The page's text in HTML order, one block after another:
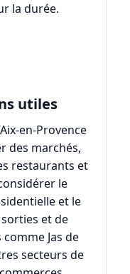
la durée.
utiles
Aix-en-Provence
des marchés,
restaurants et
le
et le
et de
comme Jas de
secteurs de